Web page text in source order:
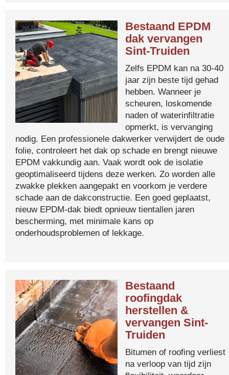
Bestaand EPDM
dak vervangen
Sint-Truiden
Zelfs EPDM kan na 30-40
jaar zijn beste tijd gehad
hebben. Wanneer je
scheuren, loskomende
naden of waterinfiltratie
opmerkt, is vervanging
nodig. Een professionele dakwerker verwijdert de oude
folie, controleert het dak op schade en brengt nieuwe
EPDM vakkundig aan. Vaak wordt ook de isolatie
geoptimaliseerd tijdens deze werken. Zo worden alle
zwakke plekken aangepakt en voorkom je verdere
schade aan de dakconstructie. Een goed geplaatst,
nieuw EPDM-dak biedt opnieuw tientallen jaren
bescherming, met minimale kans op
onderhoudsproblemen of lekkage.
Bestaand
roofingdak
herstellen &
vervangen Sint-
Truiden
Bitumen of roofing verliest
na verloop van tijd zijn